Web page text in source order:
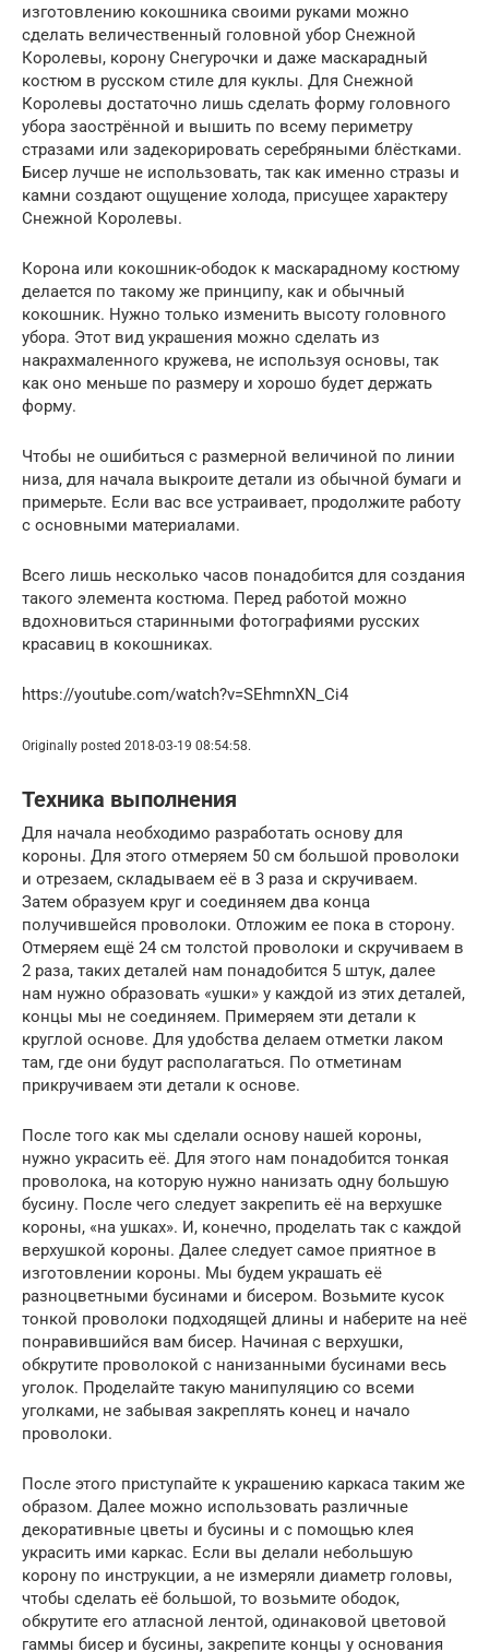
изготовлению кокошника своими руками можно
сделать величественный головной убор Снежной
Королевы, корону Снегурочки и даже маскарадный
костюм в русском стиле для куклы. Для Снежной
Королевы достаточно лишь сделать форму головного
убора заострённой и вышить по всему периметру
стразами или задекорировать серебряными блёстками.
Бисер лучше не использовать, так как именно стразы и
камни создают ощущение холода, присущее характеру
Снежной Королевы.
Корона или кокошник-ободок к маскарадному костюму
делается по такому же принципу, как и обычный
кокошник. Нужно только изменить высоту головного
убора. Этот вид украшения можно сделать из
накрахмаленного кружева, не используя основы, так
как оно меньше по размеру и хорошо будет держать
форму.
Чтобы не ошибиться с размерной величиной по линии
низа, для начала выкроите детали из обычной бумаги и
примерьте. Если вас все устраивает, продолжите работу
с основными материалами.
Всего лишь несколько часов понадобится для создания
такого элемента костюма. Перед работой можно
вдохновиться старинными фотографиями русских
красавиц в кокошниках.
https://youtube.com/watch?v=SEhmnXN_Ci4
Originally posted 2018-03-19 08:54:58.
Техника выполнения
Для начала необходимо разработать основу для
короны. Для этого отмеряем 50 см большой проволоки
и отрезаем, складываем её в 3 раза и скручиваем.
Затем образуем круг и соединяем два конца
получившейся проволоки. Отложим ее пока в сторону.
Отмеряем ещё 24 см толстой проволоки и скручиваем в
2 раза, таких деталей нам понадобится 5 штук, далее
нам нужно образовать «ушки» у каждой из этих деталей,
концы мы не соединяем. Примеряем эти детали к
круглой основе. Для удобства делаем отметки лаком
там, где они будут располагаться. По отметинам
прикручиваем эти детали к основе.
После того как мы сделали основу нашей короны,
нужно украсить её. Для этого нам понадобится тонкая
проволока, на которую нужно нанизать одну большую
бусину. После чего следует закрепить её на верхушке
короны, «на ушках». И, конечно, проделать так с каждой
верхушкой короны. Далее следует самое приятное в
изготовлении короны. Мы будем украшать её
разноцветными бусинами и бисером. Возьмите кусок
тонкой проволоки подходящей длины и наберите на неё
понравившийся вам бисер. Начиная с верхушки,
обкрутите проволокой с нанизанными бусинами весь
уголок. Проделайте такую манипуляцию со всеми
уголками, не забывая закреплять конец и начало
проволоки.
После этого приступайте к украшению каркаса таким же
образом. Далее можно использовать различные
декоративные цветы и бусины и с помощью клея
украсить ими каркас. Если вы делали небольшую
корону по инструкции, а не измеряли диаметр головы,
чтобы сделать её большой, то возьмите ободок,
обкрутите его атласной лентой, одинаковой цветовой
гаммы бисер и бусины, закрепите концы у основания